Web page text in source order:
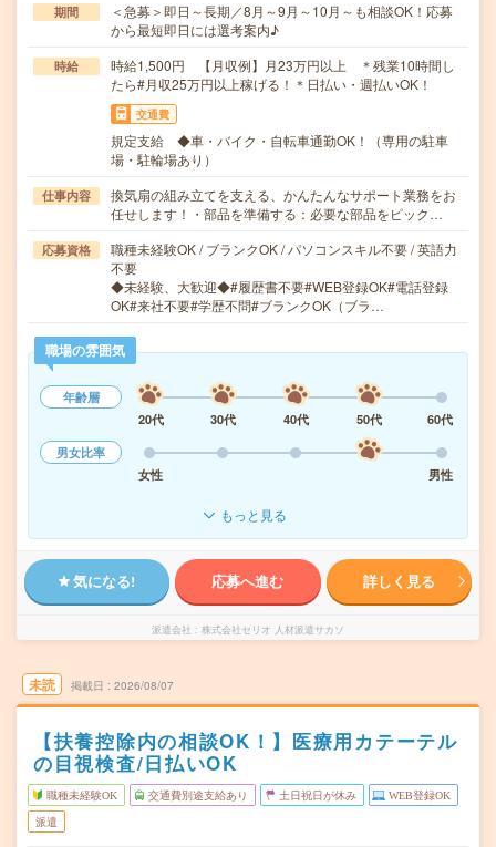
期間
＜急募＞即日～長期／8月～9月～10月～も相談OK！応募
から最短即日には選考案内♪
時給
時給1,500円 【月収例】月23万円以上 ＊残業10時間し
たら#月収25万円以上稼げる！＊日払い・週払いOK！
交通費
規定支給 ◆車・バイク・自転車通勤OK！（専用の駐車
場・駐輪場あり）
仕事内容
換気扇の組み立てを支える、かんたんなサポート業務をお
任せします！・部品を準備する：必要な部品をピック…
応募資格
職種未経験OK / ブランクOK / パソコンスキル不要 / 英語力
不要
◆未経験、大歓迎◆#履歴書不要#WEB登録OK#電話登録
OK#来社不要#学歴不問#ブランクOK（ブラ…
職場の雰囲気
年齢層
20代
30代 40代 50代
60代
男女比率
女性
男性
もっと見る
気になる! 応募へ進む 詳しく見る
派遣会社 株式会社セリオ 人材派遣サカソ
未読 掲載日 2026/08/07
【扶養控除内の相談OK！】医療用カテーテル
の目視検査/日払いOK
職種未経験OK 交通費別途支給あり 土日祝日が休み WEB登録OK
派遣